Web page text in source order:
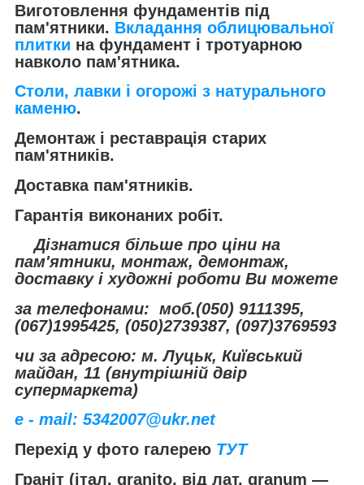
Виготовлення фундаментів під
пам'ятники. Вкладання облицювальної
плитки на фундамент і тротуарною
навколо пам'ятника.
Столи, лавки і огорожі з натурального
каменю.
Демонтаж і реставрація старих
пам'ятників.
Доставка пам'ятників.
Гарантія виконаних робіт.
Дізнатися більше про ціни на
пам'ятники, монтаж, демонтаж,
доставку і художні роботи Ви можете
за телефонами: моб.(050) 9111395,
(067)1995425, (050)2739387, (097)3769593
чи за адресою: м. Луцьк, Київський
майдан, 11 (внутрішній двір
супермаркета)
e - mail: 5342007@ukr.net
Перехід у фото галерею ТУТ
Граніт (італ. granito, від лат. granum —